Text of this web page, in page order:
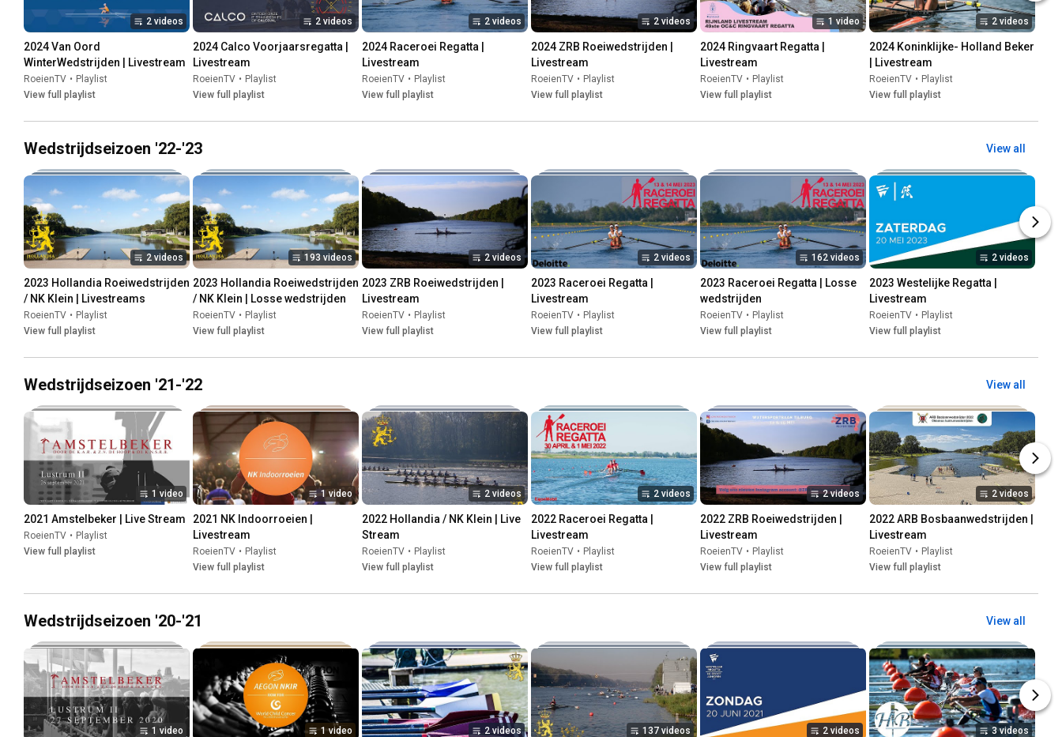
2 videos
2024 Van Oord
WinterWedstrijden | Livestream
RoeienTV • Playlist
View full playlist
2 videos
2024 Calco Voorjaarsregatta |
Livestream
RoeienTV • Playlist
View full playlist
2 videos
2024 Raceroei Regatta |
Livestream
RoeienTV • Playlist
View full playlist
2 videos
2024 ZRB Roeiwedstrijden |
Livestream
RoeienTV • Playlist
View full playlist
1 video
2024 Ringvaart Regatta |
Livestream
RoeienTV • Playlist
View full playlist
2 videos
2024 Koninklijke- Holland Beker
| Livestream
RoeienTV • Playlist
View full playlist
Wedstrijdseizoen '22-'23 View all
2 videos
2023 Hollandia Roeiwedstrijden
/ NK Klein | Livestreams
RoeienTV • Playlist
View full playlist
193 videos
2023 Hollandia Roeiwedstrijden
/ NK Klein | Losse wedstrijden
RoeienTV • Playlist
View full playlist
2 videos
2023 ZRB Roeiwedstrijden |
Livestream
RoeienTV • Playlist
View full playlist
2 videos
2023 Raceroei Regatta |
Livestream
RoeienTV • Playlist
View full playlist
162 videos
2023 Raceroei Regatta | Losse
wedstrijden
RoeienTV • Playlist
View full playlist
2 videos
2023 Westelijke Regatta |
Livestream
RoeienTV • Playlist
View full playlist
Wedstrijdseizoen '21-'22 View all
1 video
2021 Amstelbeker | Live Stream
RoeienTV • Playlist
View full playlist
1 video
2021 NK Indoorroeien |
Livestream
RoeienTV • Playlist
View full playlist
2 videos
2022 Hollandia / NK Klein | Live
Stream
RoeienTV • Playlist
View full playlist
2 videos
2022 Raceroei Regatta |
Livestream
RoeienTV • Playlist
View full playlist
2 videos
2022 ZRB Roeiwedstrijden |
Livestream
RoeienTV • Playlist
View full playlist
2 videos
2022 ARB Bosbaanwedstrijden |
Livestream
RoeienTV • Playlist
View full playlist
Wedstrijdseizoen '20-'21 View all
1 video 1 video 2 videos 137 videos 2 videos 3 videos